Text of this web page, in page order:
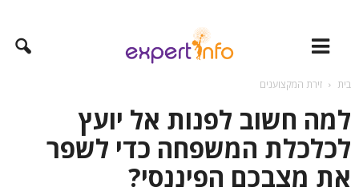
בית זירת המקצוענים
למה חשוב לפנות אל יועץ
לכלכלת המשפחה כדי לשפר
את מצבכם הפיננסי?